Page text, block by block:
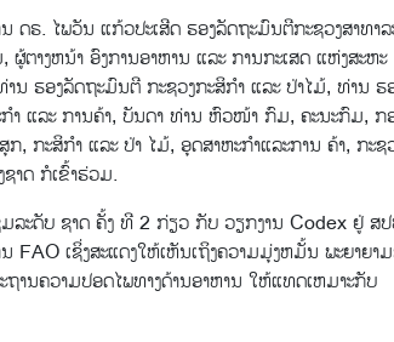
ດຣ. ໄພວັນ ແກ້ວປະເສີດ ຮອງລັດຖະມົນຕີກະຊວງສາທາລ
ຕາງຫນ້າ ອົງການອາຫານ ແລະ ການກະເສດ ແຫ່ງສະຫະ
ານ ຮອງລັດຖະມົນຕີ ກະຊວງກະສິກຳ ແລະ ປ່າໄມ້, ທ່ານ ຮ
ຳ ແລະ ການຄ້າ, ບັນດາ ທ່ານ ຫົວໜ້າ ກົມ, ຄະນະກົມ, ກ
ກ, ກະສິກຳ ແລະ ປ່າ ໄມ້, ອຸດສາຫະກຳແລະການ ຄ້າ, ກະຊ
ຊາດ ກໍເຂົ້າຮ່ວມ.
ລະດັບ ຊາດ ຄັ້ງ ທີ 2 ກ່ຽວ ກັບ ວຽກງານ Codex ຢູ່ ສ
FAO ເຊິ່ງສະແດງໃຫ້ເຫັນເຖິງຄວາມມຸ່ງຫມັ້ນ ພະຍາຍາ
ຖານຄວາມປອດໄພທາງດ້ານອາຫານ ໃຫ້ແທດເຫມາະກັບ